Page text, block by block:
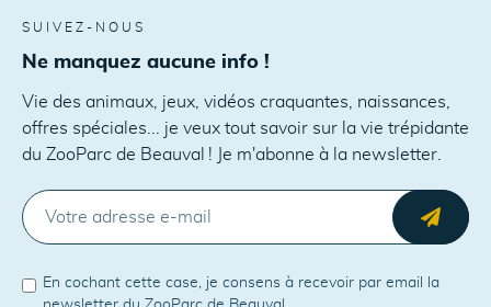
SUIVEZ-NOUS
Ne manquez aucune info !
Vie des animaux, jeux, vidéos craquantes, naissances,
offres spéciales... je veux tout savoir sur la vie trépidante
du ZooParc de Beauval ! Je m'abonne à la newsletter.
En cochant cette case, je consens à recevoir par email la